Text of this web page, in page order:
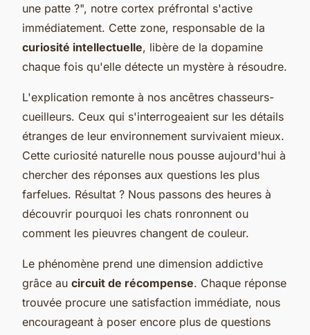
une patte ?", notre cortex préfrontal s'active
immédiatement. Cette zone, responsable de la
curiosité intellectuelle, libère de la dopamine
chaque fois qu'elle détecte un mystère à résoudre.
L'explication remonte à nos ancêtres chasseurs-
cueilleurs. Ceux qui s'interrogeaient sur les détails
étranges de leur environnement survivaient mieux.
Cette curiosité naturelle nous pousse aujourd'hui à
chercher des réponses aux questions les plus
farfelues. Résultat ? Nous passons des heures à
découvrir pourquoi les chats ronronnent ou
comment les pieuvres changent de couleur.
Le phénomène prend une dimension addictive
grâce au circuit de récompense. Chaque réponse
trouvée procure une satisfaction immédiate, nous
encourageant à poser encore plus de questions